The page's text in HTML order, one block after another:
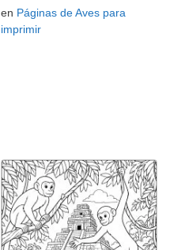
en Páginas de Aves para
imprimir